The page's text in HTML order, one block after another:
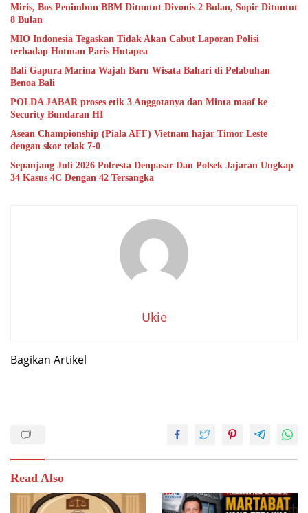
Miris, Bos Penimbun BBM Dituntut Divonis 2 Bulan, Sopir Dituntut
8 Bulan
MIO Indonesia Tegaskan Tidak Akan Cabut Laporan Polisi
terhadap Hotman Paris Hutapea
Bali Gapura Marina Wajah Baru Wisata Bahari di Pelabuhan
Benoa Bali
POLDA JABAR proses etik 3 Anggotanya dan Minta maaf ke
Security Bundaran HI
Asean Championship (Piala AFF) Vietnam hajar Timor Leste
dengan skor telak 7-0
Sepanjang Juli 2026 Polresta Denpasar Dan Polsek Jajaran Ungkap
34 Kasus 4C Dengan 42 Tersangka
Ukie
Bagikan Artikel
Read Also